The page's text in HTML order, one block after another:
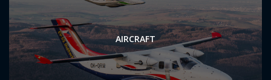
AIRCRAFT